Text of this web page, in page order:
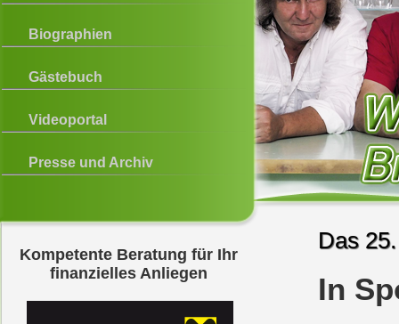
Biographien
Gästebuch
Videoportal
Presse und Archiv
Kompetente Beratung für Ihr
finanzielles Anliegen
Das
In